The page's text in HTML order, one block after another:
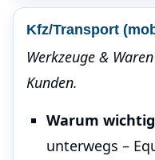
Kfz/Transport
Werkzeuge &
Kunden.
Warum
unterwegs –